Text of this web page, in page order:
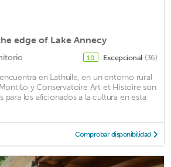
edge of Lake Annecy
10 Excepcional (36)
en Lathuile, en un entorno rural
y Conservatoire Art et Histoire son
para los aficionados a la cultura en esta
Comprobar disponibilidad